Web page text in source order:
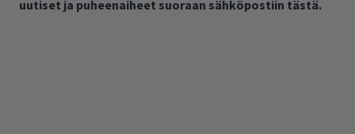
uutiset ja puheenaiheet suoraan sähköpostiin tästä.